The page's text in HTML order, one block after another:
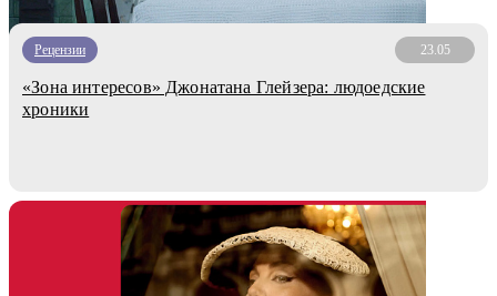
Рецензии 23.05
«Зона интересов» Джонатана Глейзера: людоедские
хроники